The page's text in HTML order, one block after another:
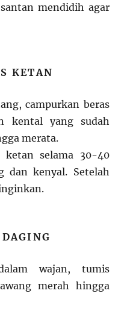
mendidih agar
KETAN
campurkan beras
kental yang sudah
merata.
ketan selama 30-40
dan kenyal. Setelah
wajan, tumis
merah hingga